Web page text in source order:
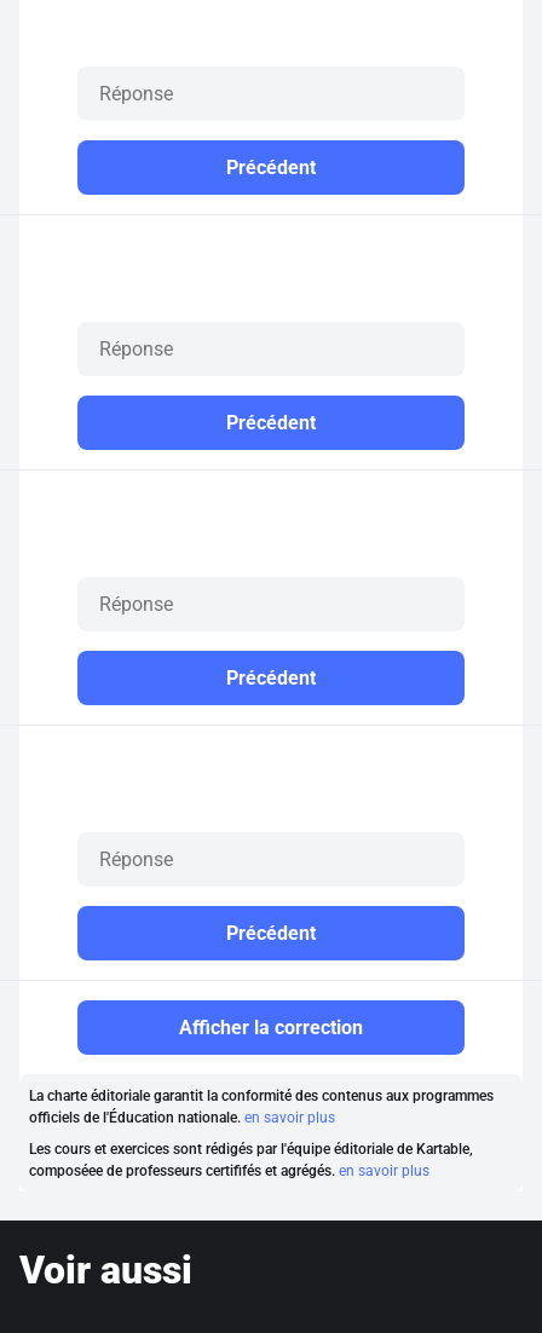
Précédent
Précédent
Précédent
Précédent
Afficher la correction
La charte éditoriale garantit la conformité des contenus aux programmes
officiels de l'Éducation nationale. en savoir plus
Les cours et exercices sont rédigés par l'équipe éditoriale de Kartable,
composéee de professeurs certififés et agrégés. en savoir plus
Voir aussi